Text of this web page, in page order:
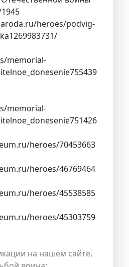
heroes/podvig-
memorial-
memorial-
heroes/70453663
heroes/46769464
heroes/45538585
heroes/45303759
на нашем сайте,